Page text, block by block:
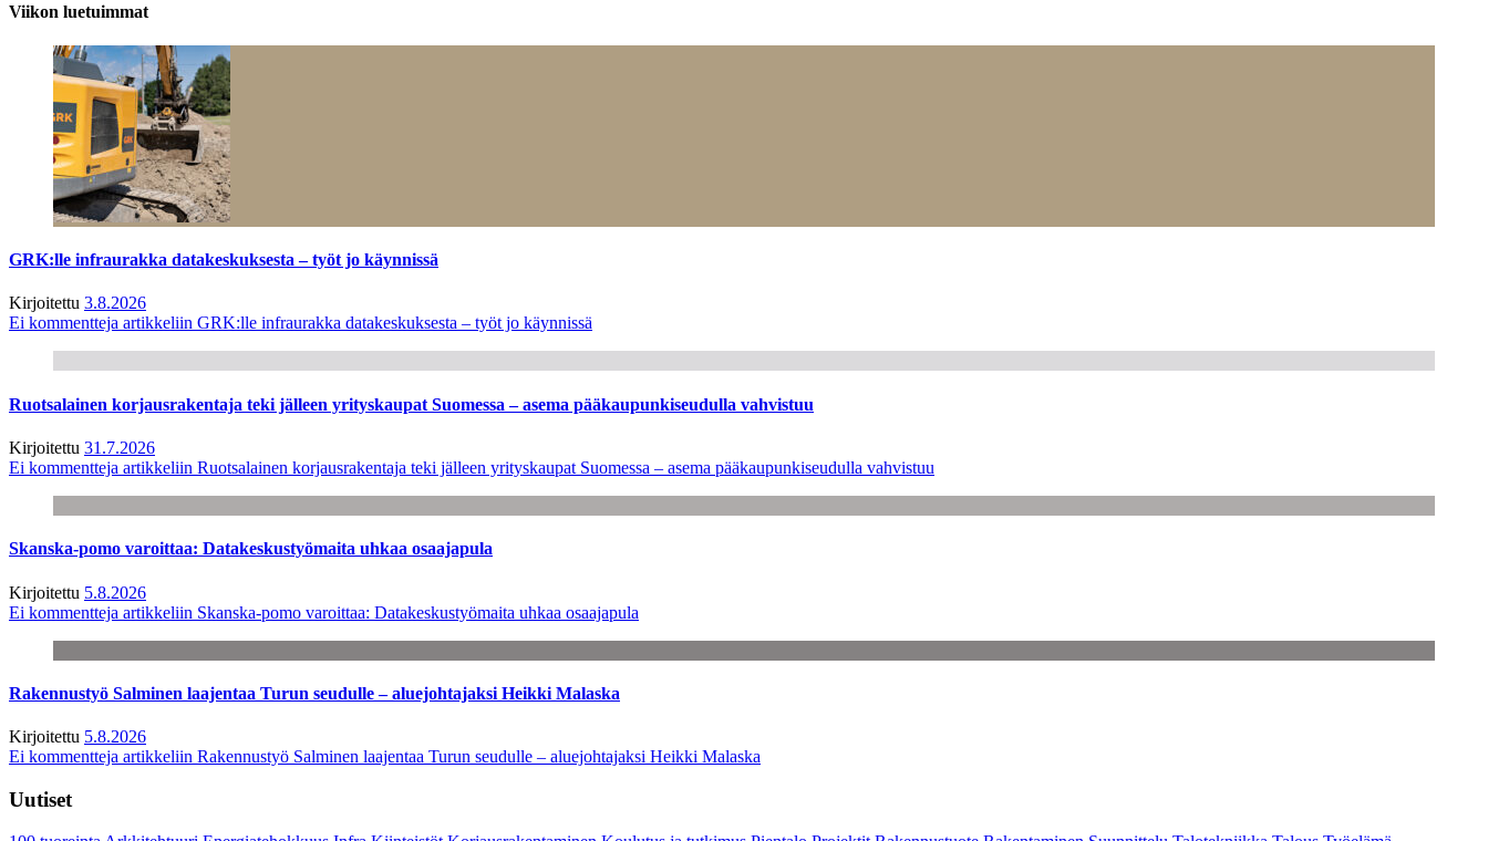
Viikon luetuimmat
GRK:lle infraurakka datakeskuksesta – työt jo käynnissä
Kirjoitettu 3.8.2026
Ei kommentteja artikkeliin GRK:lle infraurakka datakeskuksesta – työt jo käynnissä
Ruotsalainen korjausrakentaja teki jälleen yrityskaupat Suomessa – asema pääkaupunkiseudulla vahvistuu
Kirjoitettu 31.7.2026
Ei kommentteja artikkeliin Ruotsalainen korjausrakentaja teki jälleen yrityskaupat Suomessa – asema pääkaupunkiseudulla vahvistuu
Skanska-pomo varoittaa: Datakeskustyömaita uhkaa osaajapula
Kirjoitettu 5.8.2026
Ei kommentteja artikkeliin Skanska-pomo varoittaa: Datakeskustyömaita uhkaa osaajapula
Rakennustyö Salminen laajentaa Turun seudulle – aluejohtajaksi Heikki Malaska
Kirjoitettu 5.8.2026
Ei kommentteja artikkeliin Rakennustyö Salminen laajentaa Turun seudulle – aluejohtajaksi Heikki Malaska
Uutiset